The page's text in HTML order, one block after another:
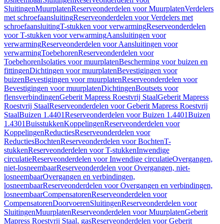
SluitingenMuurplatenReserveonderdelen voor MuurplatenVerdelers
met schroefaansluitingReserveonderdelen voor Verdelers met
schroefaansluitingT-stukken voor verwarmingReserveonderdelen
voor T-stukken voor verwarmingAansluitingen voor
verwarmingReserveonderdelen voor Aansluitingen voor
verwarmingToebehorenReserveonderdelen voor
ToebehorenIsolaties voor muurplatenBescherming voor buizen en
fittingenDichtingen voor muurplatenBevestigingen voor
buizenBevestigingen voor muurplatenReserveonderdelen voor
Bevestigingen voor muurplatenDichtingenBoutsets voor
flensverbindingenGeberit Mapress Roestvrij StaalGeberit Mapress
Roestvrij StaalReserveonderdelen voor Geberit Mapress Roestvrij
StaalBuizen 1.4401Reserveonderdelen voor Buizen 1.4401Buizen
1.4301BuisstukkenKoppelingenReserveonderdelen voor
KoppelingenReductiesReserveonderdelen voor
ReductiesBochtenReserveonderdelen voor BochtenT-
stukkenReserveonderdelen voor T-stukkenInwendige
circulatieReserveonderdelen voor Inwendige circulatieOvergangen,
niet-losneembaarReserveonderdelen voor Overgangen, niet-
losneembaarOvergangen en verbindingen,
losneembaarReserveonderdelen voor Overgangen en verbindingen,
losneembaarCompensatorenReserveonderdelen voor
CompensatorenDoorvoerenSluitingenReserveonderdelen voor
SluitingenMuurplatenReserveonderdelen voor MuurplatenGeberit
Mapress Roestvrij Staal, gasReserveonderdelen voor Geberit